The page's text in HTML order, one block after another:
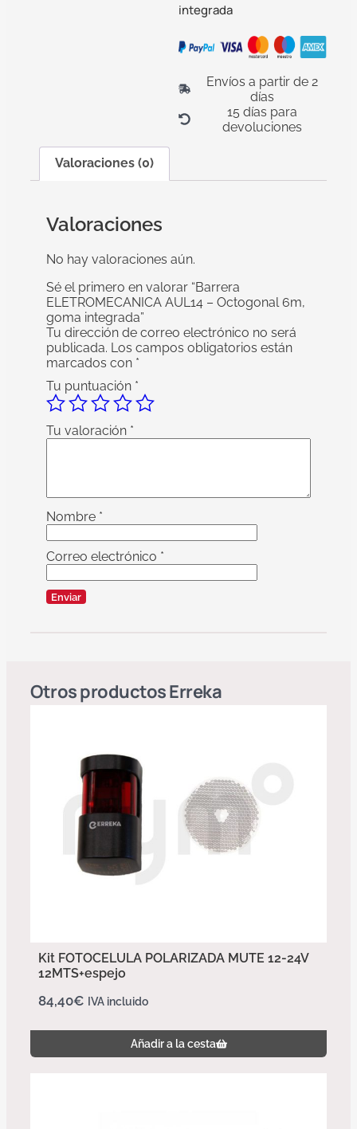
integrada
Envíos a partir de 2
días
15 días para
devoluciones
Valoraciones (0)
Valoraciones
No hay valoraciones aún.
Sé el primero en valorar “Barrera
ELETROMECANICA AUL14 – Octogonal 6m,
goma integrada”
Tu dirección de correo electrónico no será
publicada. Los campos obligatorios están
marcados con *
Tu puntuación *
Tu valoración *
Nombre *
Correo electrónico *
Otros productosErreka
Kit FOTOCELULA POLARIZADA MUTE 12-24V
12MTS+espejo
84,40€ IVA incluido
Añadir a la cesta